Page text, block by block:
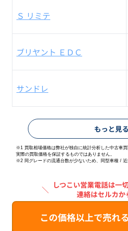
Ｓ リミテ
ブリヤント ＥＤＣ
サンドレ
もっと見る
※1 買取相場価格は弊社が独自に統計分析した中古車買
実際の買取価格を保証するものではありません。
※2 同グレードの流通台数が少ないため、同型車種 /
＼
しつこい営業電話は一
連絡はセルカか
この価格以上で売れ